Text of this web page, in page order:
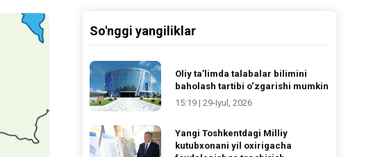
So'nggi yangiliklar
Oliy ta’limda talabalar bilimini
baholash tartibi o‘zgarishi mumkin
15:19 | 29-Iyul, 2026
Yangi Toshkentdagi Milliy
kutubxonani yil oxirigacha